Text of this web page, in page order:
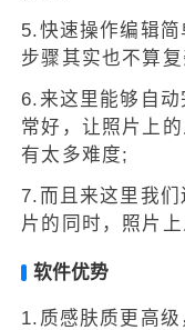
5.快速操作编辑简
步骤其实也不算
6.来这里能够自
常好，让照片上
有太多难度;
7.而且来这里我们
片的同时，照片
软件优势
1.质感肤质更高